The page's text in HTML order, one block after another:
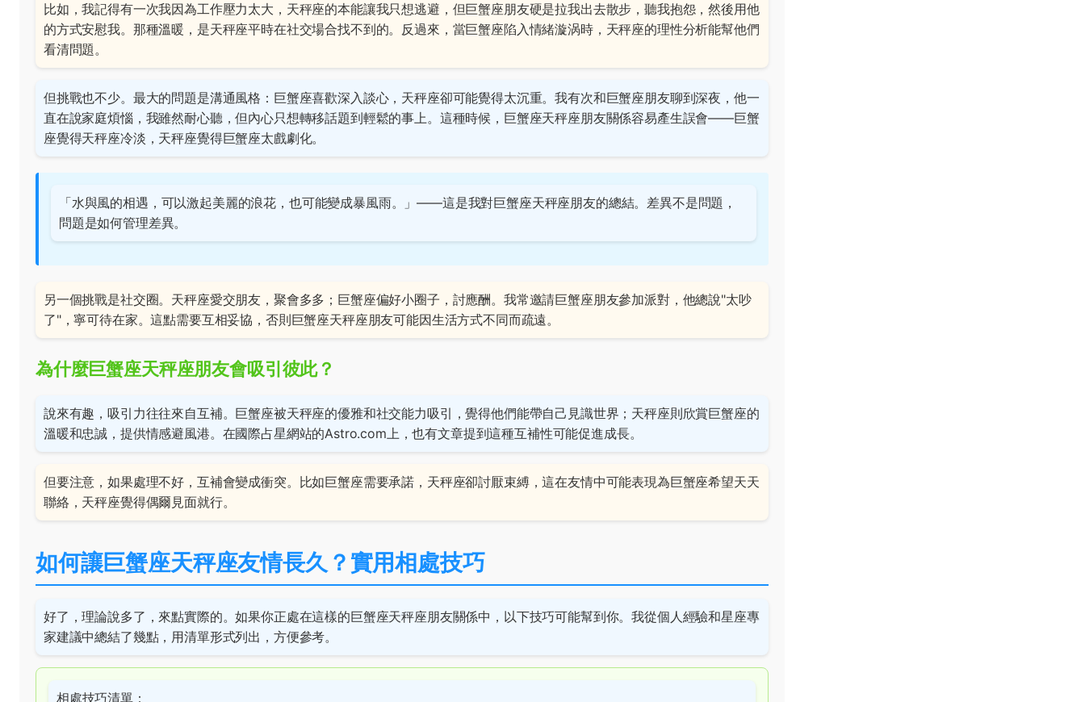
比如，我記得有一次我因為工作壓力太大，天秤座的本能讓我只想逃避，但巨蟹座朋友硬是拉我出去散步，聽我抱怨，然後用他
的方式安慰我。那種溫暖，是天秤座平時在社交場合找不到的。反過來，當巨蟹座陷入情緒漩涡時，天秤座的理性分析能幫他們
看清問題。
但挑戰也不少。最大的問題是溝通風格：巨蟹座喜歡深入談心，天秤座卻可能覺得太沉重。我有次和巨蟹座朋友聊到深夜，他一
直在說家庭煩惱，我雖然耐心聽，但內心只想轉移話題到輕鬆的事上。這種時候，巨蟹座天秤座朋友關係容易產生誤會——巨蟹
座覺得天秤座冷淡，天秤座覺得巨蟹座太戲劇化。
「水與風的相遇，可以激起美麗的浪花，也可能變成暴風雨。」——這是我對巨蟹座天秤座朋友的總結。差異不是問題，
問題是如何管理差異。
另一個挑戰是社交圈。天秤座愛交朋友，聚會多多；巨蟹座偏好小圈子，討應酬。我常邀請巨蟹座朋友參加派對，他總說"太吵
了"，寧可待在家。這點需要互相妥協，否則巨蟹座天秤座朋友可能因生活方式不同而疏遠。
為什麼巨蟹座天秤座朋友會吸引彼此？
說來有趣，吸引力往往來自互補。巨蟹座被天秤座的優雅和社交能力吸引，覺得他們能帶自己見識世界；天秤座則欣賞巨蟹座的
溫暖和忠誠，提供情感避風港。在國際占星網站的Astro.com上，也有文章提到這種互補性可能促進成長。
但要注意，如果處理不好，互補會變成衝突。比如巨蟹座需要承諾，天秤座卻討厭束縛，這在友情中可能表現為巨蟹座希望天天
聯絡，天秤座覺得偶爾見面就行。
如何讓巨蟹座天秤座友情長久？實用相處技巧
好了，理論說多了，來點實際的。如果你正處在這樣的巨蟹座天秤座朋友關係中，以下技巧可能幫到你。我從個人經驗和星座專
家建議中總結了幾點，用清單形式列出，方便參考。
相處技巧清單：